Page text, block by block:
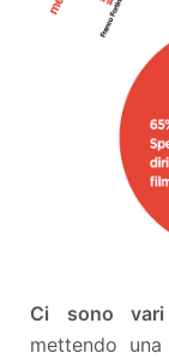
Ci sono
mettendo